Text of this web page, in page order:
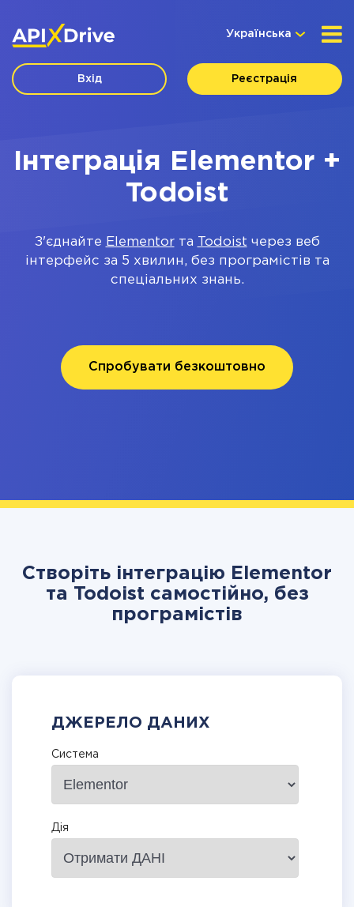
Українська
Вхід Реєстрація
Інтеграція Elementor +
Todoist
З'єднайте Elementorта Todoist через веб
інтерфейс за 5 хвилин, без програмістів та
спеціальних знань.
Спробувати безкоштовно
Створіть інтеграцію Elementor
та Todoist самостійно, без
програмістів
ДЖЕРЕЛО ДАНИХ
Система
Дія